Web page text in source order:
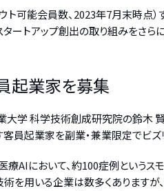
可能会員数、2023年7月末時点
ートアップ創出の取り組みをさら
起業家を募集
学 科学技術創成研究院の鈴木
起業家を副業・兼業限定でビズ
において、約100症例というス
を用いる企業は数多くあります